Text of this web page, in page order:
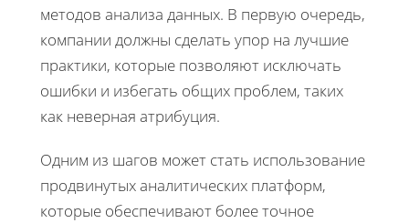
методов анализа данных. В первую очередь,
компании должны сделать упор на лучшие
практики, которые позволяют исключать
ошибки и избегать общих проблем, таких
как неверная атрибуция.
Одним из шагов может стать использование
продвинутых аналитических платформ,
которые обеспечивают более точное